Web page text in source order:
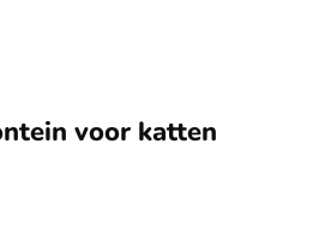
voor katten